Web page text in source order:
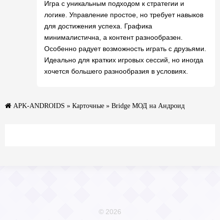
Игра с уникальным подходом к стратегии и
логике. Управление простое, но требует навыков
для достижения успеха. Графика
минималистична, а контент разнообразен.
Особенно радует возможность играть с друзьями.
Идеально для кратких игровых сессий, но иногда
хочется большего разнообразия в условиях.
APK-ANDROIDS » Карточные » Bridge МОД на Андроид
© 2026